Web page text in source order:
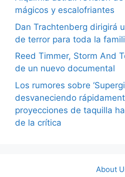
mágicos y escalofriantes
Dan Trachtenberg dirigirá
de terror para toda la
Reed Timmer, Storm And
de un nuevo documental
Los rumores sobre
desvaneciendo
proyecciones de taquilla
de la crítica
About